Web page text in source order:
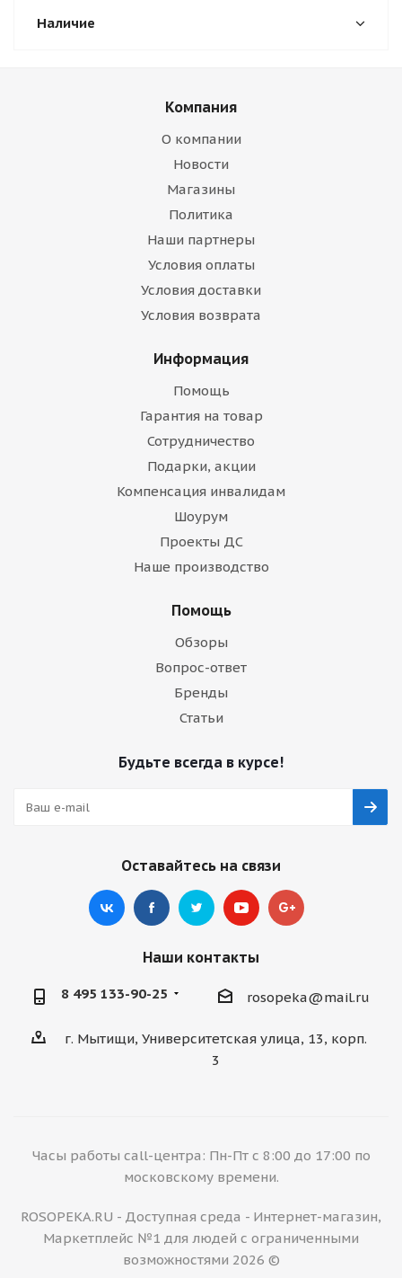
Наличие
Компания
О компании
Новости
Магазины
Политика
Наши партнеры
Условия оплаты
Условия доставки
Условия возврата
Информация
Помощь
Гарантия на товар
Сотрудничество
Подарки, акции
Компенсация инвалидам
Шоурум
Проекты ДС
Наше производство
Помощь
Обзоры
Вопрос-ответ
Бренды
Статьи
Будьте всегда в курсе!
Оставайтесь на связи
Наши контакты
8 495 133-90-25 rosopeka@mail.ru
г. Мытищи, Университетская улица, 13, корп.
3
Часы работы call-центра: Пн-Пт с 8:00 до 17:00 по
московскому времени.
ROSOPEKA.RU - Доступная среда - Интернет-магазин,
Маркетплейс №1 для людей с ограниченными
возможностями 2026 ©